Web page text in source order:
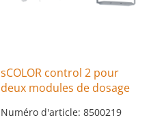
sCOLOR control 2 pour
deux modules de dosage
Numéro d'article: 8500219